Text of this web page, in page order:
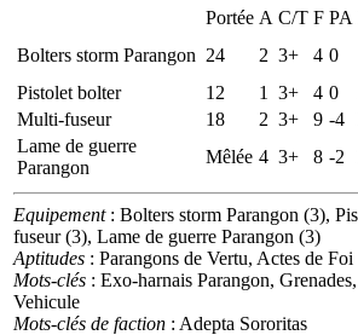
Portée A C/T F PA
Bolters storm Parangon 24 2 3+ 4 0
Pistolet bolter
12 1 3+ 4 0
Multi-fuseur
18 2 3+ 9 -4
Lame de guerre
Parangon
Mêlée 4 3+ 8 -2
Equipement: Bolters storm Parangon (3),
fuseur (3), Lame de guerre Parangon (3)
Aptitudes : Parangons de Vertu, Actes de Foi
Mots-clés : Exo-harnais Parangon,
Vehicule
Mots-clés de faction : Adepta Sororitas